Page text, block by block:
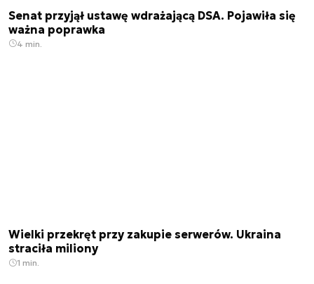
Senat przyjął ustawę wdrażającą DSA. Pojawiła się
ważna poprawka
4 min.
Wielki przekręt przy zakupie serwerów. Ukraina
straciła miliony
1 min.